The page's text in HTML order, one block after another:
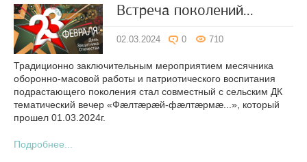
Встреча поколений...
02.03.2024 0 710
Традиционно заключительным мероприятием месячника
оборонно-масовой работы и патриотического воспитания
подрастающего поколения стал совместный с сельским ДК
тематический вечер «Фæлтæрæй-фæлтæрмæ...», который
прошел 01.03.2024г.
Подробнее...